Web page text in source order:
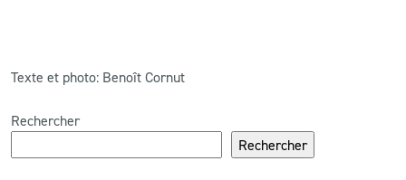
Texte et photo: Benoît Cornut
Rechercher
Rechercher